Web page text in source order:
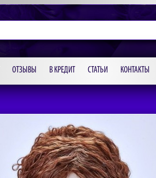
ОТЗЫВЫ В КРЕДИТ СТАТЬИ КОНТАКТЫ